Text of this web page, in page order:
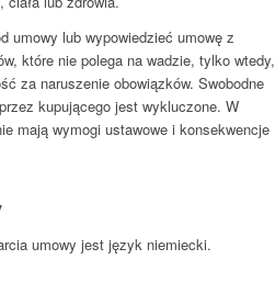
umowy lub wypowiedzieć umowę z
które nie polega na wadzie, tylko wtedy,
za naruszenie obowiązków. Swobodne
kupującego jest wykluczone. W
mają wymogi ustawowe i konsekwencje
umowy jest język niemiecki.